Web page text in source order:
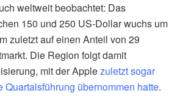
weltweit beobachtet: Das
150 und 250 US-Dollar wuchs um
zuletzt auf einen Anteil von 29
Die Region folgt damit
mit der Applezuletzt sogar
Quartalsführung übernommen hatte.